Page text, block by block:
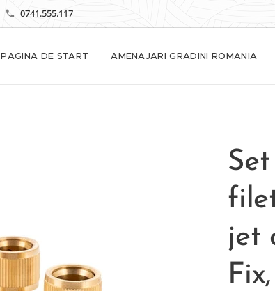
0741.555.117
PAGINA DE START AMENAJARI GRADINI ROMANIA
jet